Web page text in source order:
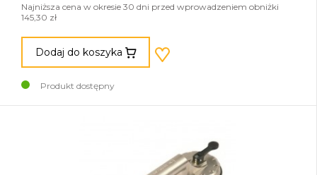
Najniższa cena w okresie 30 dni przed wprowadzeniem obniżki
145,30 zł
Dodaj do koszyka
Produkt dostępny